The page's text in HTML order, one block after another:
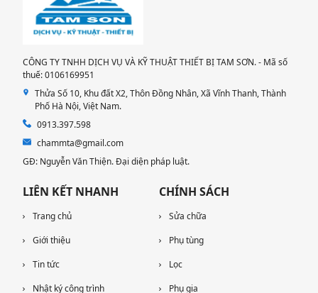
CÔNG TY TNHH DỊCH VỤ VÀ KỸ THUẬT THIẾT BỊ TAM SƠN. - Mã số
thuế: 0106169951
Thửa Số 10, Khu đất X2, Thôn Đồng Nhân, Xã Vĩnh Thanh, Thành
Phố Hà Nội, Việt Nam.
0913.397.598
chammta@gmail.com
GĐ: Nguyễn Văn Thiện. Đại diện pháp luật.
LIÊN KẾT NHANH
Trang chủ
Giới thiệu
Tin tức
Nhật ký công trình
CHÍNH SÁCH
Sửa chữa
Phụ tùng
Lọc
Phụ gia